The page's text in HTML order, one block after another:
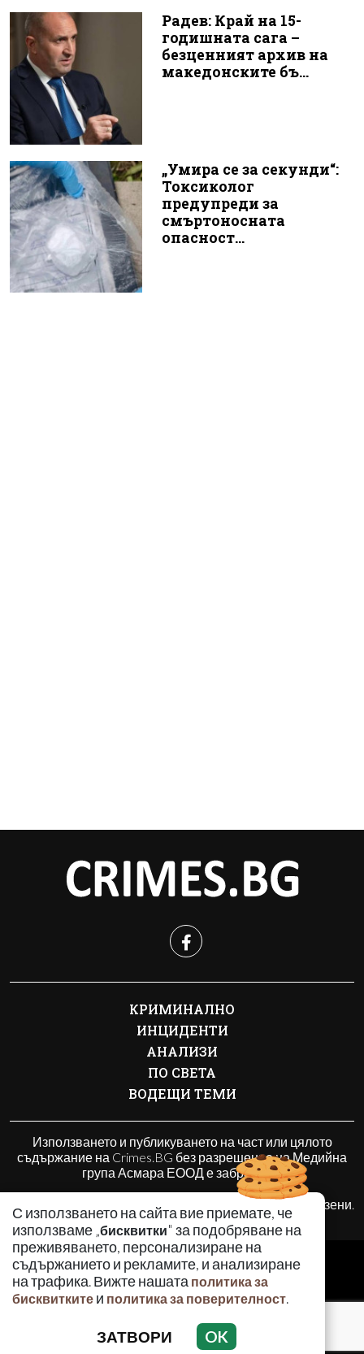
Радев: Край на 15-
годишната сага –
безценният архив на
македонските бъ...
„Умира се за секунди“:
Токсиколог
предупреди за
смъртоносната
опасност...
С използването на сайта вие приемате, че
използваме „бисквитки" за подобряване на
преживяването, персонализиране на
съдържанието и рекламите, и анализиране
на трафика. Вижте нашата политика за
бисквитките и политика за поверителност.
ЗАТВОРИ OK
КРИМИНАЛНО
ИНЦИДЕНТИ
АНАЛИЗИ
ПО СВЕТА
ВОДЕЩИ ТЕМИ
Използването и публикуването на част или цялото
съдържание на Crimes.BG без разрешение на Медийна
група Асмара ЕООД е забранено.
© 2010 - 2026 | Crimes.BG. Всички права запазени.
РЕКЛАМА
КОНТАКТИ
ОБЩИ УСЛОВИЯ
ПОЛИТИКА ЗА БИСКВИТКИТЕ